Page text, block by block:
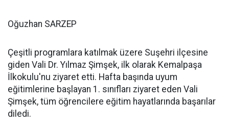
Oğuzhan SARZEP
Çeşitli programlara katılmak üzere Suşehri ilçesine
giden Vali Dr. Yılmaz Şimşek, ilk olarak Kemalpaşa
İlkokulu'nu ziyaret etti. Hafta başında uyum
eğitimlerine başlayan 1. sınıfları ziyaret eden Vali
Şimşek, tüm öğrencilere eğitim hayatlarında başarılar
diledi.